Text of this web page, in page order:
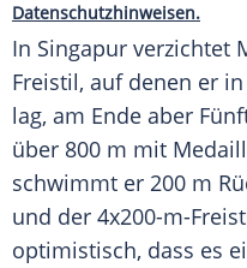
Datenschutzhinweisen.
In Singapur verzichtet
Freistil, auf denen er in
lag, am Ende aber
über 800 m mit
schwimmt er 200 m
und der 4x200-m-
optimistisch, dass es